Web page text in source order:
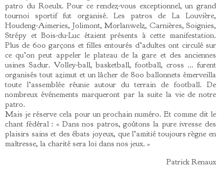
patro du Roeulx. Pour ce rendez-vous exceptionnel, un grand
tournoi sportif fut organisé. Les patros de La Louvière,
Houdeng-Aimeries, Jolimont, Morlanwelz, Carnières, Soignies,
Strépy et Bois-du-Luc étaient présents à cette manifestation.
Plus de 600 garçons et filles entourés d’adultes ont circulé sur
ce qu’on peut appeler le plateau de la gare et des anciennes
usines Sadur. Volley-ball, basketball, football, cross … furent
organisés tout azimut et un lâcher de 800 ballonnets émerveilla
toute l’assemblée réunie autour du terrain de football. De
nombreux événements marqueront par la suite la vie de notre
patro.
Mais je réserve cela pour un prochain numéro. Et comme dit le
chant fédéral : « Dans nos patros, goûtons la pure ivresse des
plaisirs sains et des ébats joyeux, que l’amitié toujours règne en
maîtresse, la charité sera loi dans nos jeux. »
Patrick Renaux